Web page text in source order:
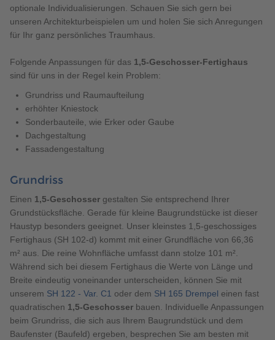
optionale Individualisierungen. Schauen Sie sich gern bei
unseren Architekturbeispielen um und holen Sie sich Anregungen
für Ihr ganz persönliches Traumhaus.
Folgende Anpassungen für das 1,5-Geschosser-Fertighaus
sind für uns in der Regel kein Problem:
Grundriss und Raumaufteilung
erhöhter Kniestock
Sonderbauteile, wie Erker oder Gaube
Dachgestaltung
Fassadengestaltung
Grundriss
Einen 1,5-Geschosser gestalten Sie entsprechend Ihrer
Grundstücksfläche. Gerade für kleine Baugrundstücke ist dieser
Haustyp besonders geeignet. Unser kleinstes 1,5-geschossiges
Fertighaus (SH 102-d) kommt mit einer Grundfläche von 66,36
m² aus. Die reine Wohnfläche umfasst dann stolze 101 m².
Während sich bei diesem Fertighaus die Werte von Länge und
Breite eindeutig voneinander unterscheiden, können Sie mit
unserem SH 122 - Var. C1 oder dem SH 165 Drempel einen fast
quadratischen 1,5-Geschosser bauen. Individuelle Anpassungen
beim Grundriss, die sich aus Ihrem Baugrundstück und dem
Baufenster (Baufeld) ergeben, besprechen Sie am besten mit